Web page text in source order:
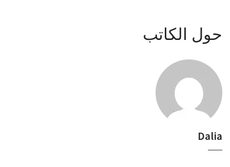
حول الكاتب
Dalia